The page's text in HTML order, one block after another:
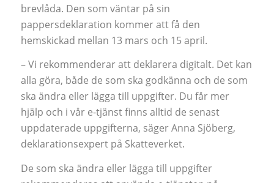
brevlåda. Den som väntar på sin
pappersdeklaration kommer att få den
hemskickad mellan 13 mars och 15 april.
– Vi rekommenderar att deklarera digitalt. Det kan
alla göra, både de som ska godkänna och de som
ska ändra eller lägga till uppgifter. Du får mer
hjälp och i vår e-tjänst finns alltid de senast
uppdaterade uppgifterna, säger Anna Sjöberg,
deklarationsexpert på Skatteverket.
De som ska ändra eller lägga till uppgifter